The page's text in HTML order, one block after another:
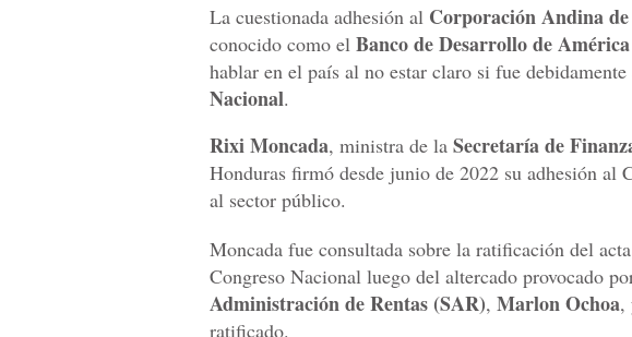
La cuestionada adhesión al Corporación Andina
conocido como el Banco de Desarrollo de
hablar en el país al no estar claro si fue debidamente
Nacional.
Rixi Moncada, ministra de la Secretaría de
Honduras firmó desde junio de 2022 su adhesión al
al sector público.
Moncada fue consultada sobre la ratificación del
Congreso Nacional luego del altercado provocado
Administración de Rentas (SAR), Marlon Ochoa,
ratificado.